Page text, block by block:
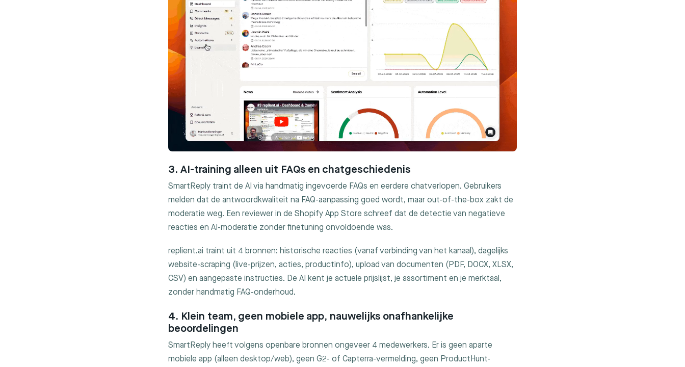
3. AI-training alleen uit FAQs en chatgeschiedenis
SmartReply traint de AI via handmatig ingevoerde FAQs en eerdere chatverlopen. Gebruikers
melden dat de antwoordkwaliteit na FAQ-aanpassing goed wordt, maar out-of-the-box zakt de
moderatie weg. Een reviewer in de Shopify App Store schreef dat de detectie van negatieve
reacties en AI-moderatie zonder finetuning onvoldoende was.
replient.ai traint uit 4 bronnen: historische reacties (vanaf verbinding van het kanaal), dagelijks
website-scraping (live-prijzen, acties, productinfo), upload van documenten (PDF, DOCX, XLSX,
CSV) en aangepaste instructies. De AI kent je actuele prijslijst, je assortiment en je merktaal,
zonder handmatig FAQ-onderhoud.
4. Klein team, geen mobiele app, nauwelijks onafhankelijke
beoordelingen
SmartReply heeft volgens openbare bronnen ongeveer 4 medewerkers. Er is geen aparte
mobiele app (alleen desktop/web), geen G2- of Capterra-vermelding, geen ProductHunt-